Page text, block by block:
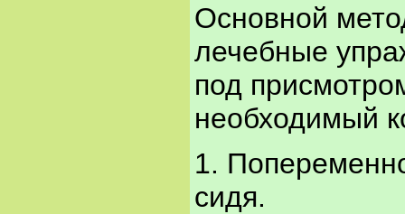
Основной
лечебные
под
необходимый
1.
сидя.